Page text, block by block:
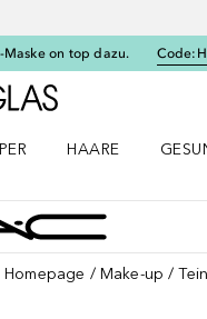
on top dazu. Code:
Zur Douglas
HAARE
Homepage Make-up